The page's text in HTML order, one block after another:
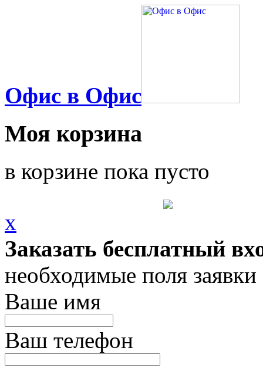
Офис в Офис
Моя корзина
в корзине пока пусто
x
Заказать бесплатный
необходимые поля заявки
Ваше имя
Ваш телефон